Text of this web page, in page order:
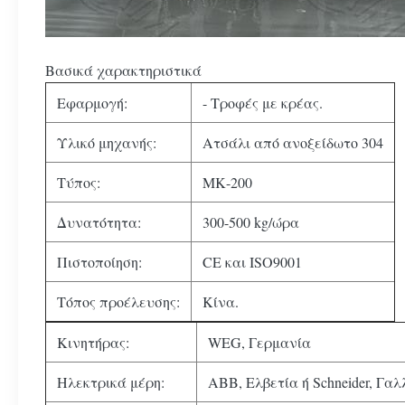
Βασικά χαρακτηριστικά
Εφαρμογή:
- Τροφές με κρέας.
Υλικό μηχανής: Ατσάλι από ανοξείδωτο 304
Τύπος: ΜΚ-200
Δυνατότητα: 300-500 kg/ώρα
Πιστοποίηση: CE και ISO9001
Τόπος προέλευσης: Κίνα.
Κινητήρας: WEG, Γερμανία
Ηλεκτρικά μέρη: ABB, Ελβετία ή Schneider,